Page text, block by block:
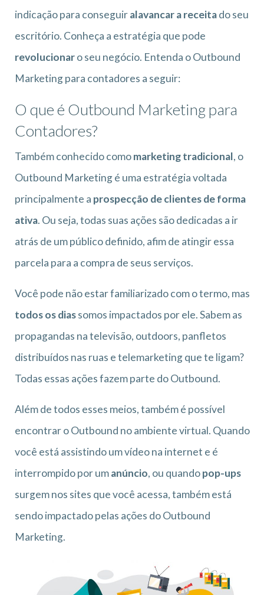
indicação para conseguiralavancar a receitado seu
escritório. Conheça a estratégia que pode
revolucionaro seu negócio. Entenda o Outbound
Marketing para contadores a seguir:
O que é Outbound Marketing para
Contadores?
Também conhecido comomarketing tradicional, o
Outbound Marketing é uma estratégia voltada
principalmente a prospecção de clientes de forma
ativa. Ou seja, todas suas ações são dedicadas a ir
atrás de um público definido, afim de atingir essa
parcela para a compra de seus serviços.
Você pode não estar familiarizado com o termo, mas
todos os diassomos impactados por ele. Sabem as
propagandas na televisão, outdoors, panfletos
distribuídos nas ruas e telemarketing que te ligam?
Todas essas ações fazem parte do Outbound.
Além de todos esses meios, também é possível
encontrar o Outbound no ambiente virtual. Quando
você está assistindo um vídeo na internet e é
interrompido por umanúncio, ou quandopop-ups
surgem nos sites que você acessa, também está
sendo impactado pelas ações do Outbound
Marketing.